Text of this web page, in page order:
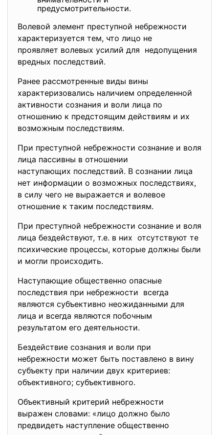
предусмотрительности.
Волевой элемент преступной небрежности
характеризуется тем, что лицо не
проявляет волевых усилий для недопущения
вредных последствий.
Ранее рассмотренные виды вины
характеризовались наличием определенной
активности сознания и воли лица по
отношению к предстоящим действиям и их
возможным последствиям.
При преступной небрежности сознание и воля
лица пассивны в отношении
наступающих последствий. В сознании лица
нет информации о возможных последствиях,
в силу чего не выражается и волевое
отношение к таким последствиям.
При преступной небрежности сознание и воля
лица бездействуют, т.е. в них отсутствуют те
психические процессы, которые должны были
и могли происходить.
Наступающие общественно опасные
последствия при небрежности всегда
являются субъективно неожиданными для
лица и всегда являются побочным
результатом его деятельности.
Бездействие сознания и воли при
небрежности может быть поставлено в вину
субъекту при наличии двух критериев:
объективного; субъективного.
Объективный критерий небрежности
выражен словами: «лицо должно было
предвидеть наступление общественно